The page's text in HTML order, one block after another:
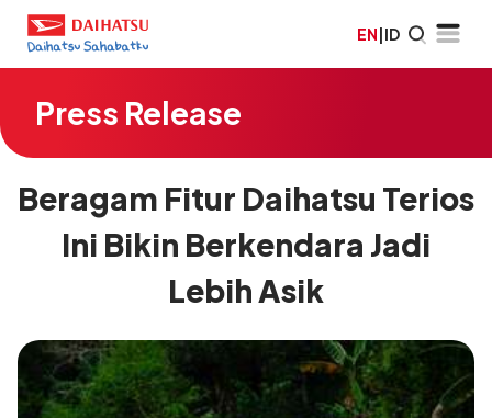
EN|ID
Press Release
Beragam Fitur Daihatsu Terios
Ini Bikin Berkendara Jadi
Lebih Asik